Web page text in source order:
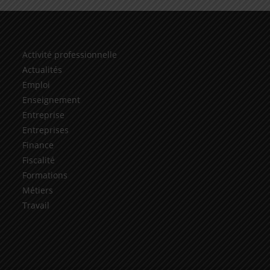
Activité professionnelle
Actualités
Emploi
Enseignement
Entreprise
Entreprises
Finance
Fiscalité
Formations
Métiers
Travail